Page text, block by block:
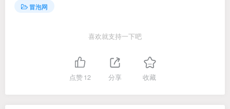
冒泡网
喜欢就支持一下吧
点赞12 分享 收藏